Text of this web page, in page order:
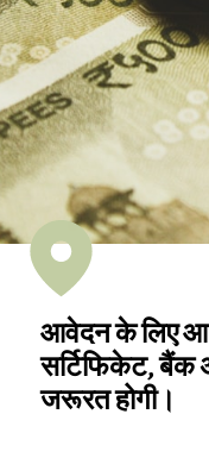
आवेदन के लिए
सर्टिफिकेट, बैंक
जरूरत होगी।